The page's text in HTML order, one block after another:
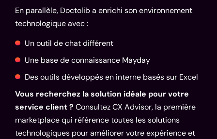
En parallèle, Doctolib a enrichi son environnement
technologique avec :
Un outil de chat différent
Une base de connaissance Mayday
Des outils développés en interne basés sur Excel
Vous recherchez la solution idéale pour votre
service client ? ConsultezCX Advisor, la première
marketplace qui référence toutes les solutions
technologiques pour améliorer votre expérience et